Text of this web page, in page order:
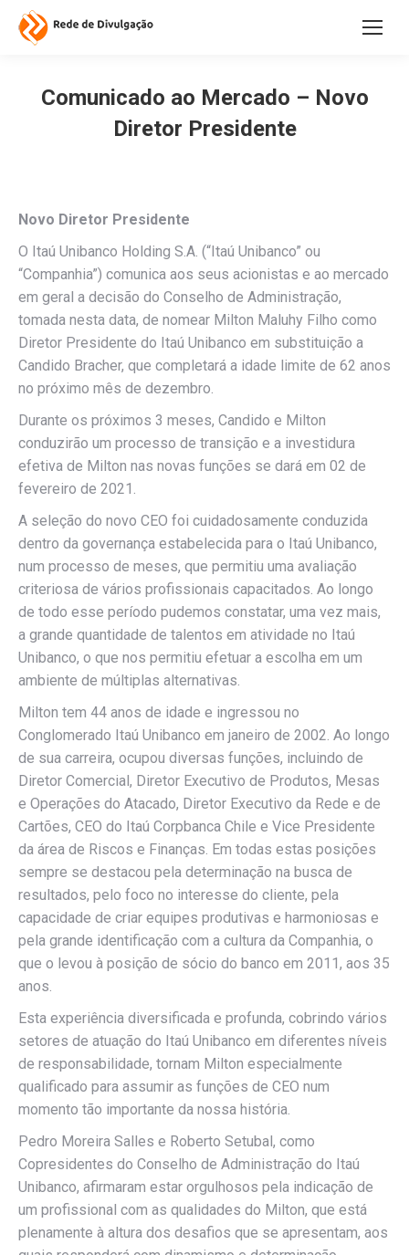
Comunicado ao Mercado – Novo
Diretor Presidente
Novo Diretor Presidente
O Itaú Unibanco Holding S.A. (“Itaú Unibanco” ou
“Companhia”) comunica aos seus acionistas e ao mercado
em geral a decisão do Conselho de Administração,
tomada nesta data, de nomear Milton Maluhy Filho como
Diretor Presidente do Itaú Unibanco em substituição a
Candido Bracher, que completará a idade limite de 62 anos
no próximo mês de dezembro.
Durante os próximos 3 meses, Candido e Milton
conduzirão um processo de transição e a investidura
efetiva de Milton nas novas funções se dará em 02 de
fevereiro de 2021.
A seleção do novo CEO foi cuidadosamente conduzida
dentro da governança estabelecida para o Itaú Unibanco,
num processo de meses, que permitiu uma avaliação
criteriosa de vários profissionais capacitados. Ao longo
de todo esse período pudemos constatar, uma vez mais,
a grande quantidade de talentos em atividade no Itaú
Unibanco, o que nos permitiu efetuar a escolha em um
ambiente de múltiplas alternativas.
Milton tem 44 anos de idade e ingressou no
Conglomerado Itaú Unibanco em janeiro de 2002. Ao longo
de sua carreira, ocupou diversas funções, incluindo de
Diretor Comercial, Diretor Executivo de Produtos, Mesas
e Operações do Atacado, Diretor Executivo da Rede e de
Cartões, CEO do Itaú Corpbanca Chile e Vice Presidente
da área de Riscos e Finanças. Em todas estas posições
sempre se destacou pela determinação na busca de
resultados, pelo foco no interesse do cliente, pela
capacidade de criar equipes produtivas e harmoniosas e
pela grande identificação com a cultura da Companhia, o
que o levou à posição de sócio do banco em 2011, aos 35
anos.
Esta experiência diversificada e profunda, cobrindo vários
setores de atuação do Itaú Unibanco em diferentes níveis
de responsabilidade, tornam Milton especialmente
qualificado para assumir as funções de CEO num
momento tão importante da nossa história.
Pedro Moreira Salles e Roberto Setubal, como
Copresidentes do Conselho de Administração do Itaú
Unibanco, afirmaram estar orgulhosos pela indicação de
um profissional com as qualidades do Milton, que está
plenamente à altura dos desafios que se apresentam, aos